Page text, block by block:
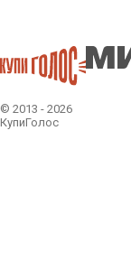
© 2013 - 2026
КупиГолос